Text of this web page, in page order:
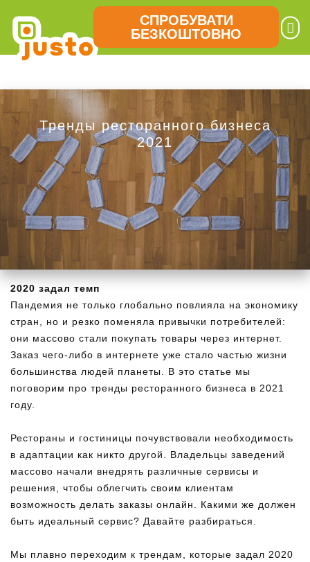
СПРОБУВАТИ
БЕЗКОШТОВНО
Тренды ресторанного бизнеса
2021
2020 задал темп
Пандемия не только глобально повлияла на экономику
стран, но и резко поменяла привычки потребителей:
они массово стали покупать товары через интернет.
Заказ чего-либо в интернете уже стало частью жизни
большинства людей планеты. В это статье мы
поговорим про тренды ресторанного бизнеса в 2021
году.
Рестораны и гостиницы почувствовали необходимость
в адаптации как никто другой. Владельцы заведений
массово начали внедрять различные сервисы и
решения, чтобы облегчить своим клиентам
возможность делать заказы онлайн. Какими же должен
быть идеальный сервис? Давайте разбираться.
Мы плавно переходим к трендам, которые задал 2020